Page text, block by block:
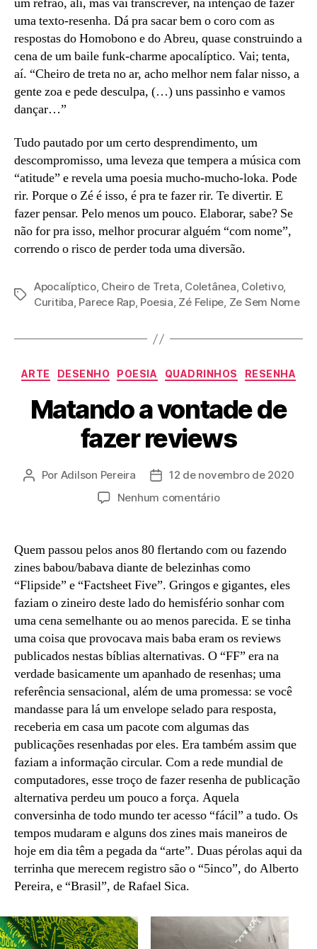
uma texto-resenha. Dá pra sacar bem o coro com as
respostas do Homobono e do Abreu, quase construindo a
cena de um baile funk-charme apocalíptico. Vai; tenta,
aí. “Cheiro de treta no ar, acho melhor nem falar nisso, a
gente zoa e pede desculpa, (…) uns passinho e vamos
dançar…”
Tudo pautado por um certo desprendimento, um
descompromisso, uma leveza que tempera a música com
“atitude” e revela uma poesia mucho-mucho-loka. Pode
rir. Porque o Zé é isso, é pra te fazer rir. Te divertir. E
fazer pensar. Pelo menos um pouco. Elaborar, sabe? Se
não for pra isso, melhor procurar alguém “com nome”,
correndo o risco de perder toda uma diversão.
Tags
Apocalíptico, Cheiro de Treta, Coletânea, Coletivo,
Curitiba, Parece Rap, Poesia, Zé Felipe, Ze Sem Nome
Categorias
ARTE DESENHO POESIA QUADRINHOS RESENHA
Matando a vontade de
fazer reviews
Autor
Por Adilson Pereira
Data12 de novembro de 2020
Nenhum comentárioem
vontade
fazer
reviews
Quem passou pelos anos 80 flertando com ou fazendo
zines babou/babava diante de belezinhas como
“Flipside” e “Factsheet Five”. Gringos e gigantes, eles
faziam o zineiro deste lado do hemisfério sonhar com
uma cena semelhante ou ao menos parecida. E se tinha
uma coisa que provocava mais baba eram os reviews
publicados nestas bíblias alternativas. O “FF” era na
verdade basicamente um apanhado de resenhas; uma
referência sensacional, além de uma promessa: se você
mandasse para lá um envelope selado para resposta,
receberia em casa um pacote com algumas das
publicações resenhadas por eles. Era também assim que
faziam a informação circular. Com a rede mundial de
computadores, esse troço de fazer resenha de publicação
alternativa perdeu um pouco a força. Aquela
conversinha de todo mundo ter acesso “fácil” a tudo. Os
tempos mudaram e alguns dos zines mais maneiros de
hoje em dia têm a pegada da “arte”. Duas pérolas aqui da
terrinha que merecem registro são o “5inco”, do Alberto
Pereira, e “Brasil”, de Rafael Sica.